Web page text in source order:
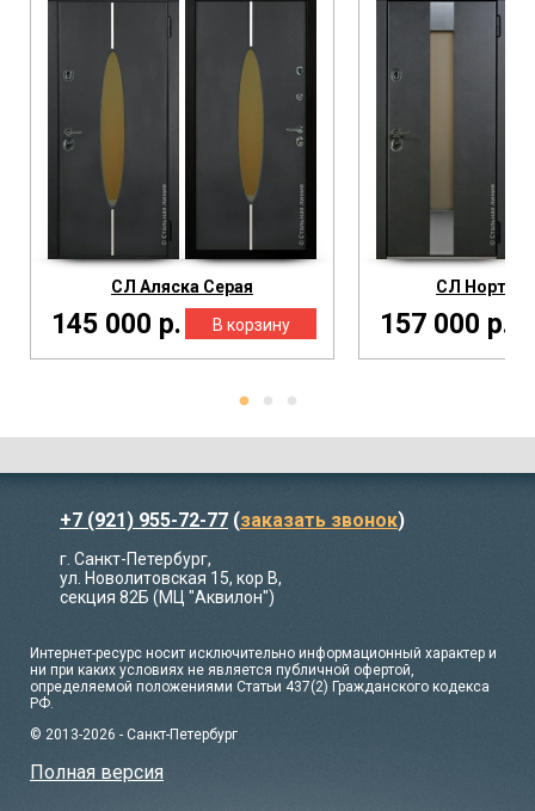
СЛ Аляска Серая
145 000 р.
СЛ Нортон
157 000 р.
+7 (921) 955-72-77 (заказать звонок)
г. Санкт-Петербург,
ул. Новолитовская 15, кор В,
секция 82Б (МЦ "Аквилон")
Интернет-ресурс носит исключительно информационный характер и
ни при каких условиях не является публичной офертой,
определяемой положениями Статьи 437(2) Гражданского кодекса
РФ.
© 2013-2026 - Санкт-Петербург
Полная версия